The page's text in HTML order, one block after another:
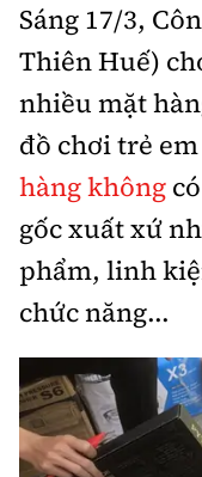
Cải chính
Vật liệu xây dựng
Giám định chất
Quản lý đô thị
Đường bộ
Hàng không
Đường sắt
Đăng kiểm
Đường sắt tốc độ
Hàng hải
Đường sắt đô thị
Thị trường
Tài chính
Chứng khoán
Bảo hiểm
Doanh nghiệp
Pháp luật
An ninh hình sự
Điều tra
Pháp đình
Hỏi - Đáp
An toàn giao
Giao thông 24h
ATGT địa phương
Văn hóa giao thông
Lái xe an toàn
Chung tay vì ATGT
Chất lượng sống
Giáo dục
Y tế
Đời sống
Lao động - Công
Văn hóa - Giải
Showbiz
Điện ảnh
Thể thao
Bóng đá
Bình luận
Công nghệ
Sáng 17/3,
Thiên Huế)
nhiều mặt
đồ chơi trẻ
hàng không
gốc xuất xứ
phẩm, linh
chức năng...